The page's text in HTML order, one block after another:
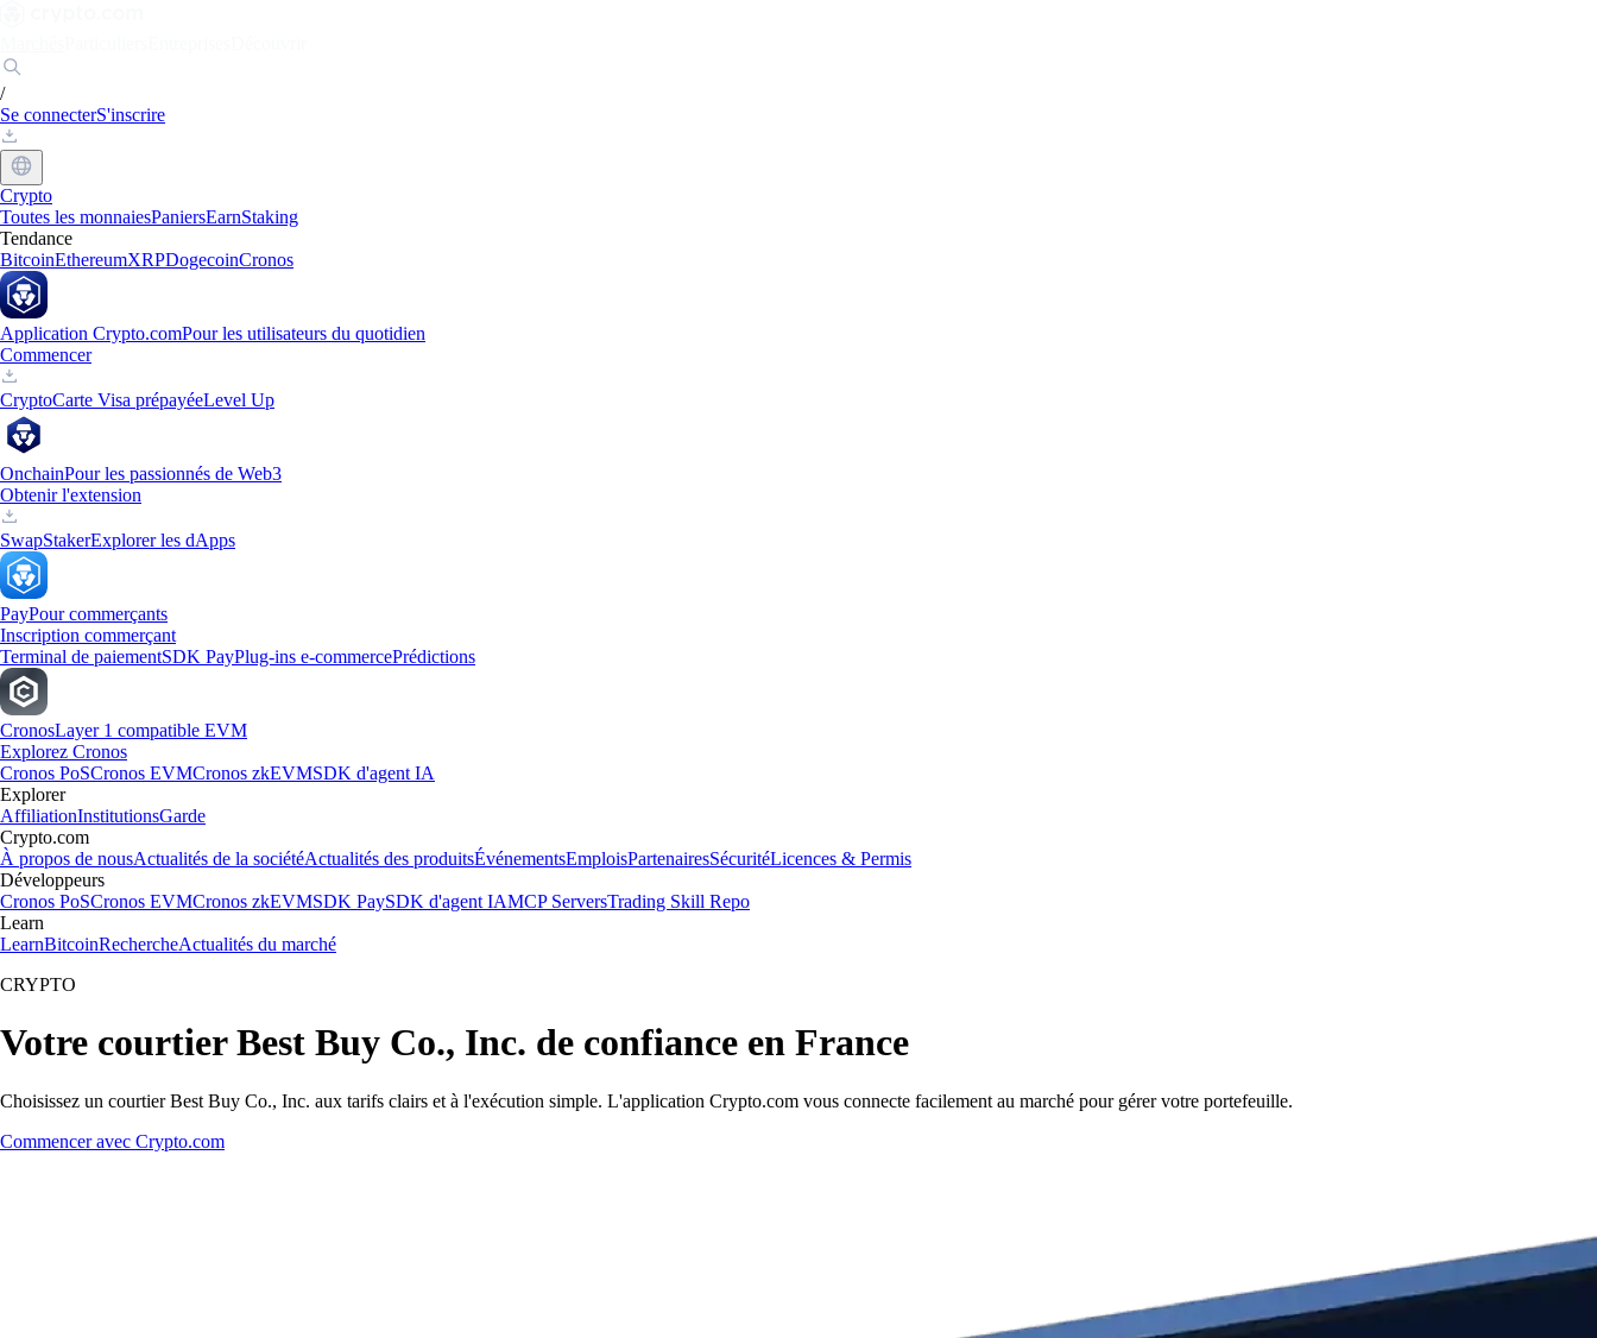
/
Se connecterS'inscrire
Crypto
Toutes les monnaiesPaniersEarnStaking
Tendance
BitcoinEthereumXRPDogecoinCronos
Application Crypto.comPour les utilisateurs du quotidien
Commencer
CryptoCarte Visa prépayéeLevel Up
OnchainPour les passionnés de Web3
Obtenir l'extension
SwapStakerExplorer les dApps
PayPour commerçants
Inscription commerçant
Terminal de paiementSDK PayPlug-ins e-commercePrédictions
CronosLayer 1 compatible EVM
Explorez Cronos
Cronos PoSCronos EVMCronos zkEVMSDK d'agent IA
Explorer
AffiliationInstitutionsGarde
Crypto.com
À propos de nousActualités de la sociétéActualités des produitsÉvénementsEmploisPartenairesSécuritéLicences & Permis
Développeurs
Cronos PoSCronos EVMCronos zkEVMSDK PaySDK d'agent IAMCP ServersTrading Skill Repo
Learn
LearnBitcoinRechercheActualités du marché
CRYPTO
Votre courtier Best Buy Co., Inc. de confiance en France
Choisissez un courtier Best Buy Co., Inc. aux tarifs clairs et à l'exécution simple. L'application Crypto.com vous connecte facilement au marché pour gérer votre portefeuille.
Commencer avec Crypto.com